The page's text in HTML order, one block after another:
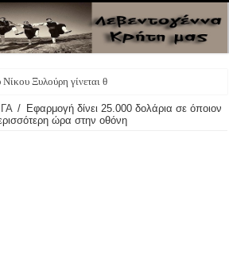
Ξυλούρη γίνεται θεατ
/ Εφαρμογή δίνει 25.000 δολάρια σε όποιον
ώρα στην οθόνη